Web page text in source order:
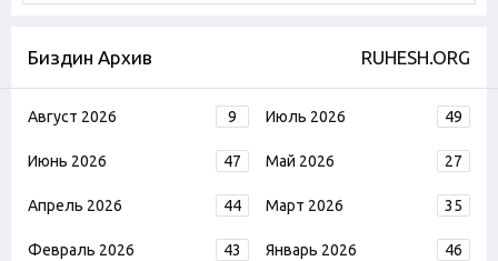
Биздин Архив RUHESH.ORG
Август 2026 9 Июль 2026 49
Июнь 2026 47 Май 2026 27
Апрель 2026 44 Март 2026 35
Февраль 2026 43 Январь 2026 46